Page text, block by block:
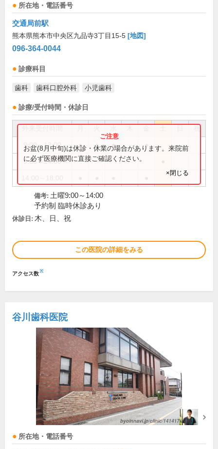
所在地・電話番号
交通局前駅
熊本県熊本市中央区九品寺3丁目15-5 [地図]
096-364-0044
診療科目
歯科 歯科口腔外科 小児歯科
診療/受付時間・休診日
祝
9:00～13:00 ● ● ● ●
9:00～14:00
お盆(8月中旬)は休診・休業の場合があります。来院前
に必ず医療機関に直接ご確認ください。
×閉じる
備考: 土曜9:00～14:00
予約制 臨時休診あり
休診日: 木、日、祝
この医院の詳細をみる
アクセス数※
谷川歯科医院
所在地・電話番号